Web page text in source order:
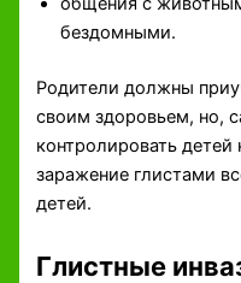
бездомными.
Родители должны
своим здоровьем, но,
контролировать детей
заражение глистами
детей.
Глистные